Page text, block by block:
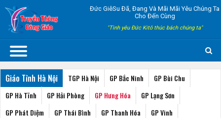
Đức GiêSu Đã, Đang Và Mãi Mãi Yêu Chúng Ta
Cho Đến Cùng
"Tình yêu Đức Kitô thúc bách chúng ta"
Giáo Tỉnh Hà Nội TGP Hà Nội GP Bắc Ninh
GP Bùi Chu
GP Hà Tĩnh
GP Hải Phòng GP Hưng Hóa
GP Lạng Sơn
GP Phát Diệm
GP Thái Bình GP Thanh Hóa GP Vinh